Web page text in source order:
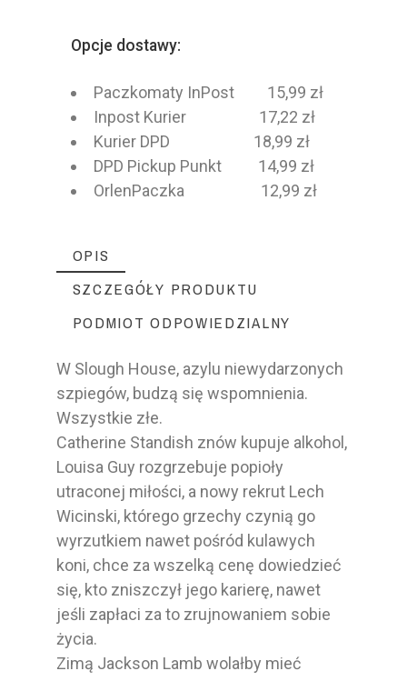
Opcje dostawy:
Paczkomaty InPost 15,99 zł
Inpost Kurier 17,22 zł
Kurier DPD 18,99 zł
DPD Pickup Punkt 14,99 zł
OrlenPaczka 12,99 zł
OPIS
SZCZEGÓŁY PRODUKTU
PODMIOT ODPOWIEDZIALNY
W Slough House, azylu niewydarzonych
szpiegów, budzą się wspomnienia.
Wszystkie złe.
Catherine Standish znów kupuje alkohol,
Louisa Guy rozgrzebuje popioły
utraconej miłości, a nowy rekrut Lech
Wicinski, którego grzechy czynią go
wyrzutkiem nawet pośród kulawych
koni, chce za wszelką cenę dowiedzieć
się, kto zniszczył jego karierę, nawet
jeśli zapłaci za to zrujnowaniem sobie
życia.
Zimą Jackson Lamb wolałby mieć